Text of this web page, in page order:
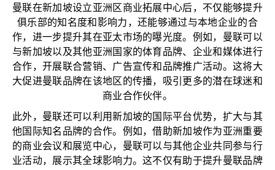
曼联在新加坡设立亚洲区商业拓展中心后，不仅能够提升
俱乐部的知名度和影响力，还能够通过与本地企业的合
作，进一步提升其在亚太市场的曝光度。例如，曼联可以
与新加坡以及其他亚洲国家的体育品牌、企业和媒体进行
合作，开展联合营销、广告宣传和品牌推广活动。这将大
大促进曼联品牌在该地区的传播，吸引更多的潜在球迷和
商业合作伙伴。
此外，曼联还可以利用新加坡的国际平台优势，扩大与其
他国际知名品牌的合作。例如，借助新加坡作为亚洲重要
的商业会议和展览中心，曼联可以与其他企业共同参与行
业活动，展示其全球影响力。这不仅有助于提升曼联品牌